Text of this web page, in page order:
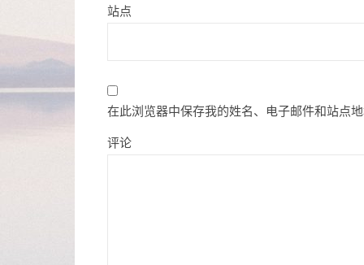
站点
在此浏览器中保存我的姓名、电子邮件和站点
评论